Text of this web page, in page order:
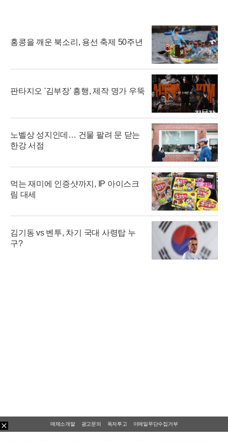
홍콩을 깨운 북소리, 용선 축제 50주년
판타지오 '김부장' 흥행, 제작 명가 우뚝
노벨상 성지인데… 건물 팔려 문 닫는
한강 서점
먹는 재미에 인증샷까지, IP 아이스크
림 대세
김기동 vs 벤투, 차기 국대 사령탑 누
구?
매체소개말 광고문의 독자투고 이메일무단수집거부